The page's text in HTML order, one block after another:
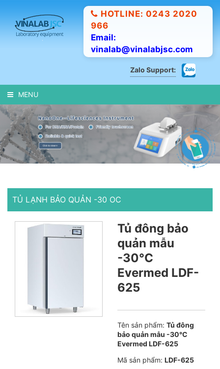
HOTLINE: 0243 2020
966
Email:
vinalab@vinalabjsc.com
Zalo Support:
MENU
TỦ LẠNH BẢO QUẢN -30 OC
Tủ đông bảo
quản mẫu
-30°C
Evermed LDF-
625
Tên sản phẩm: Tủ đông
bảo quản mẫu -30°C
Evermed LDF-625
Mã sản phẩm: LDF-625